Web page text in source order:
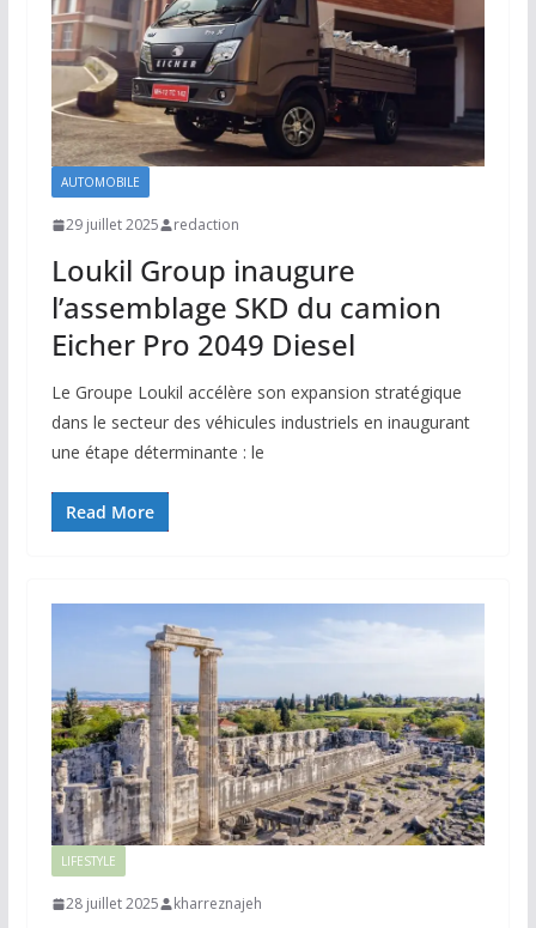
AUTOMOBILE
29 juillet 2025 redaction
Loukil Group inaugure
l’assemblage SKD du camion
Eicher Pro 2049 Diesel
Le Groupe Loukil accélère son expansion stratégique
dans le secteur des véhicules industriels en inaugurant
une étape déterminante : le
Read More
LIFESTYLE
28 juillet 2025 kharreznajeh